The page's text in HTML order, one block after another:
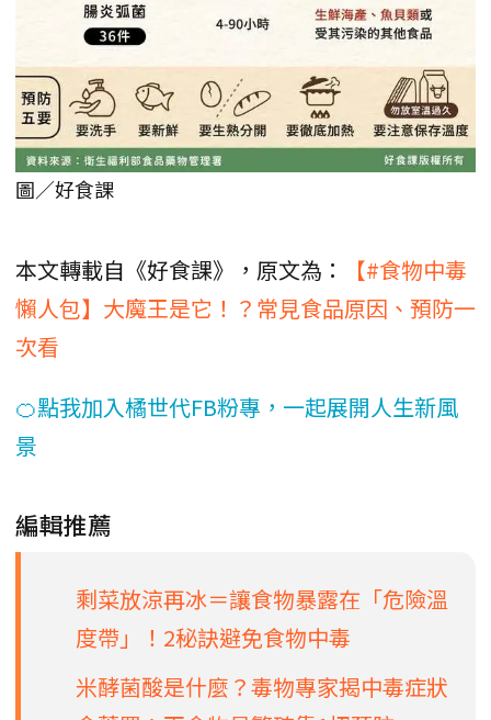
圖／好食課
本文轉載自《好食課》，原文為：
【#食物中毒
懶人包】大魔王是它！？常見食品原因、預防一
次看
🍊點我加入橘世代FB粉專，一起展開人生新風
景
編輯推薦
剩菜放涼再冰＝讓食物暴露在「危險溫
度帶」！2秘訣避免食物中毒
米酵菌酸是什麼？毒物專家揭中毒症狀